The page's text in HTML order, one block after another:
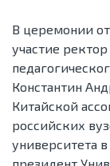
В церемонии
участие
Константин
Китайской
российских
университета